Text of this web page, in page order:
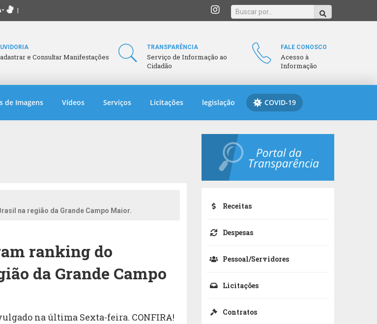
|
e Consultar Manifestações
TRANSPARÊNCIA
Serviço de Informação ao
Cidadão
FALE CONOSCO
Acesso à
Informação
de Imagens Vídeos Serviços Licitações legislação COVID-19
na região da Grande Campo Maior.
ranking do
da Grande Campo
na última Sexta-feira. CONFIRA!
Receitas
Despesas
Pessoal/Servidores
Licitações
Contratos